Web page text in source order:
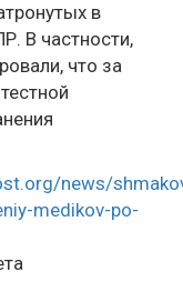
в
В частности,
что за
news/
medikov-po-